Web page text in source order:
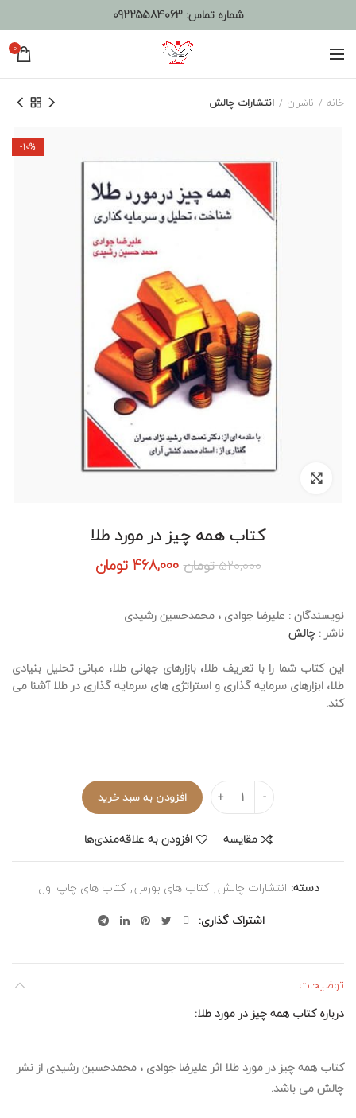
شماره تماس:09225584063
0
خانه ناشران انتشارات چالش
-10%
برای بزرگنمایی کلیک کنید
کتاب همه چیز در مورد طلا
520,000تومانقیمت
بود.
468,000 تومان
نویسندگان: علیرضا جوادی ، محمدحسین رشیدی
ناشر : چالش
این کتاب شما را با تعریف طلا، بازارهای جهانی طلا، مبانی تحلیل بنیادی
طلا، ابزارهای سرمایه گذاری و استراتژی های سرمایه گذاری در طلا آشنا می
کند.
تعداد افزودن به سبد خرید
مقایسه افزودن به علاقه‌مندی‌ها
دسته: انتشارات چالش, کتاب های بورس, کتاب های چاپ اول
اشتراک گذاری
توضیحات
درباره کتاب همه چیز در مورد طلا:
کتاب همه چیز در مورد طلا اثر علیرضا جوادی ، محمدحسین رشیدی از نشر
چالش می باشد.